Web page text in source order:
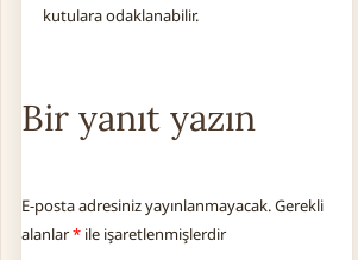
kutulara odaklanabilir.
Bir yanıt yazın
E-posta adresiniz yayınlanmayacak.Gerekli
alanlar* ile işaretlenmişlerdir